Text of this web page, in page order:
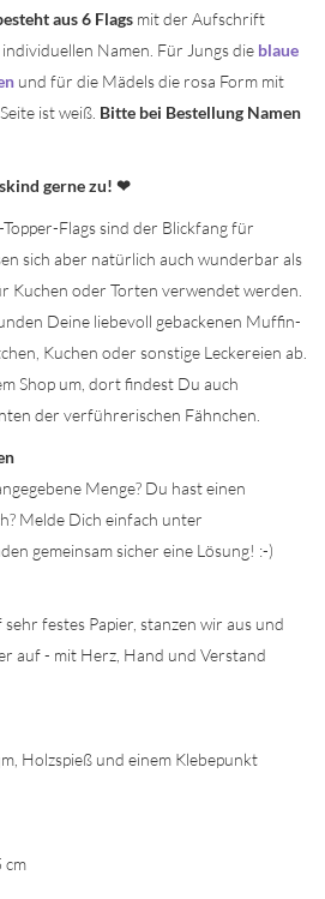
aus 6 Flags mit der Aufschrift
Namen. Für Jungs die blaue
und für die Mädels die rosa Form mit
ist weiß. Bitte bei Bestellung Namen
gerne zu! ❤
Flags sind der Blickfang für
sich aber natürlich auch wunderbar als
Kuchen oder Torten verwendet werden.
Deine liebevoll gebackenen Muffin-
Kuchen oder sonstige Leckereien ab.
Shop um, dort findest Du auch
der verführerischen Fähnchen.
Menge? Du hast einen
Melde Dich einfach unter
gemeinsam sicher eine Lösung! :-)
festes Papier, stanzen wir aus und
auf - mit Herz, Hand und Verstand
Holzspieß und einem Klebepunkt
cm